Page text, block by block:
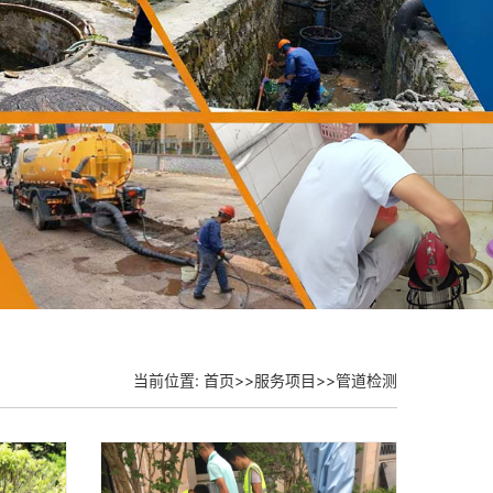
当前位置: 首页>>服务项目>>管道检测